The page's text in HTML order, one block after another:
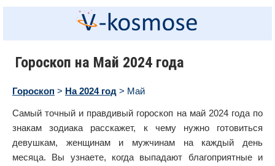
Гороскоп на Май 2024 года
Гороскоп > На 2024 год > Май
Самый точный и правдивый гороскоп на май 2024 года по
знакам зодиака расскажет, к чему нужно готовиться
девушкам, женщинам и мужчинам на каждый день
месяца. Вы узнаете, когда выпадают благоприятные и